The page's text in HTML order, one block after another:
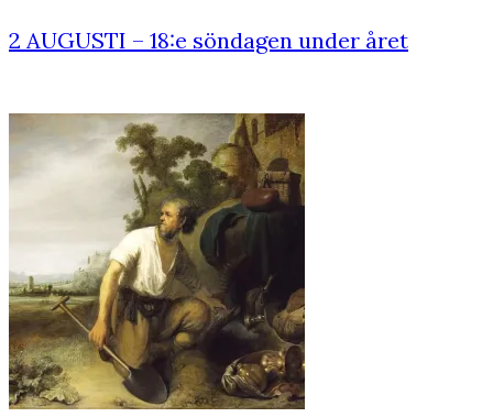
2 AUGUSTI – 18:e söndagen under året